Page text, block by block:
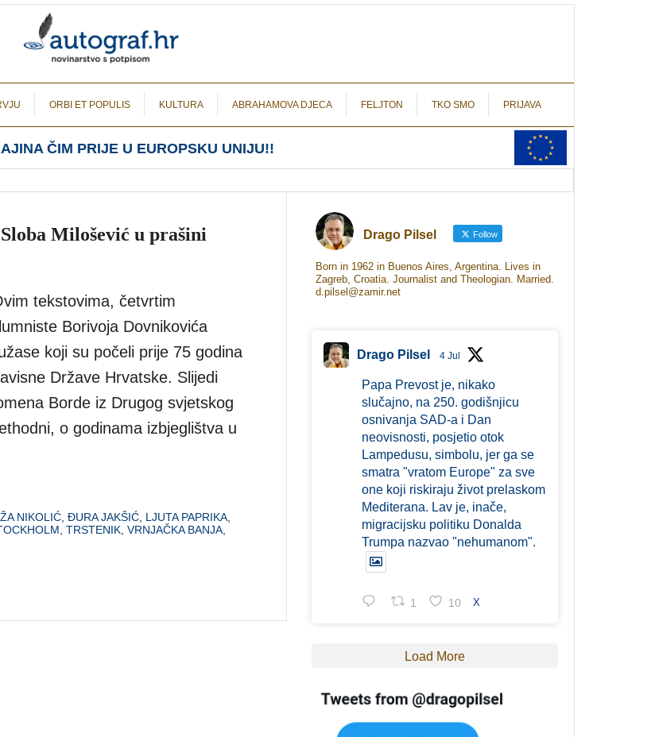
ORBI ET POPULIS KULTURA ABRAHAMOVA DJECA FELJTON TKO SMO PRIJAVA
ČIM PRIJE U EUROPSKU UNIJU!!
Milošević u prašini
tekstovima, četvrtim
Borivoja Dovnikovića
koji su počeli prije 75 godina
Države Hrvatske. Slijedi
Borde iz Drugog svjetskog
o godinama izbjeglištva u
NIKOLIĆ ĐURA JAKŠIĆ LJUTA PAPRIKA
TRSTENIK VRNJAČKA BANJA
Drago Pilsel Follow
Born in 1962 in Buenos Aires, Argentina. Lives in
Zagreb, Croatia. Journalist and Theologian. Married.
d.pilsel@zamir.net
Drago Pilsel 4 Jul
Papa Prevost je, nikako
slučajno, na 250. godišnjicu
osnivanja SAD-a i Dan
neovisnosti, posjetio otok
Lampedusu, simbolu, jer ga se
smatra "vratom Europe" za sve
one koji riskiraju život prelaskom
Mediterana. Lav je, inače,
migracijsku politiku Donalda
Trumpa nazvao "nehumanom".
1 10 X
Load More